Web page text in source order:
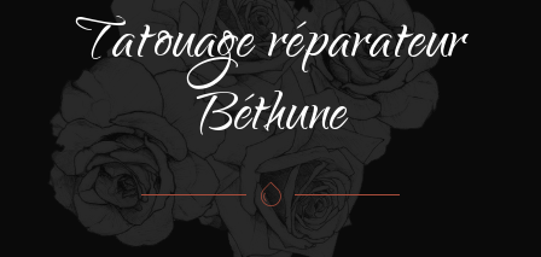
Tatouage réparateur
Béthune